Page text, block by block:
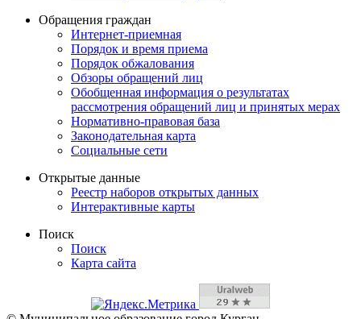
Обращения граждан
Интернет-приемная
Порядок и время приема
Порядок обжалования
Обзоры обращений лиц
Обобщенная информация о результатах
рассмотрения обращений лиц и принятых мерах
Нормативно-правовая база
Законодательная карта
Социальные сети
Открытые данные
Реестр наборов открытых данных
Интерактивные карты
Поиск
Поиск
Карта сайта